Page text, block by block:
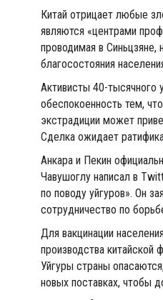
Китай отрицает любые
являются «центрами
проводимая в Синьцзяне,
благосостояния
Активисты 40-тысячного
обеспокоенность тем,
экстрадиции может
Сделка ожидает
Анкара и Пекин
Чавушоглу написал в
по поводу уйгуров». Он
сотрудничество по
Для вакцинации
производства китайской
Уйгуры страны
новых поставках, чтобы